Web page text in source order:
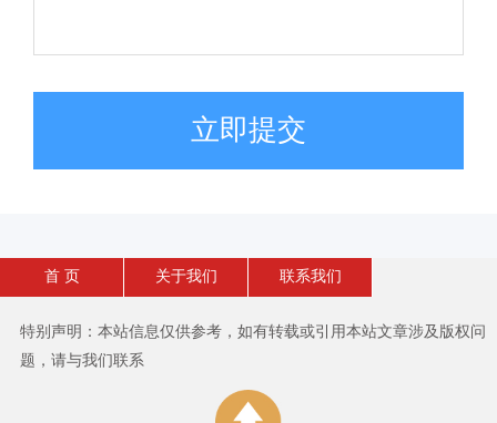
立即提交
首 页 关于我们 联系我们
特别声明：本站信息仅供参考，如有转载或引用本站文章涉及版权问
题，请与我们联系